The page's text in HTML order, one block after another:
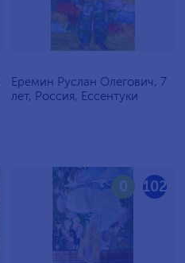
Еремин Руслан Олегович, 7
лет, Россия, Ессентуки
102
0